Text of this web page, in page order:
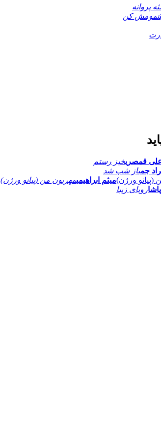
پروانه
تمومش کن
قمصریخیز رستم
جمباز شب شد
میثم ابراهیمیمهربون من (پیانو ورژن)
رویای زیبا